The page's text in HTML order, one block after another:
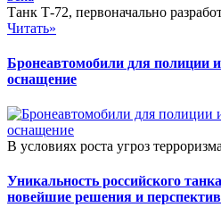
Танк Т-72, первоначально
Читать»
Бронеавтомобили для полиции
оснащение
В условиях роста угроз
Уникальность российского
новейшие решения и